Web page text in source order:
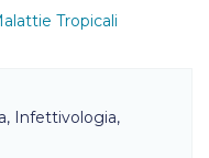
Tropicali
Infettivologia,